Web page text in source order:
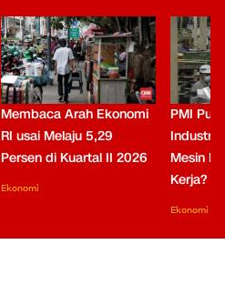
Membaca Arah Ekonomi
RI usai Melaju 5,29
Persen di Kuartal II 2026
Ekonomi
PMI
Industri
Mesin
Kerja?
Ekonomi